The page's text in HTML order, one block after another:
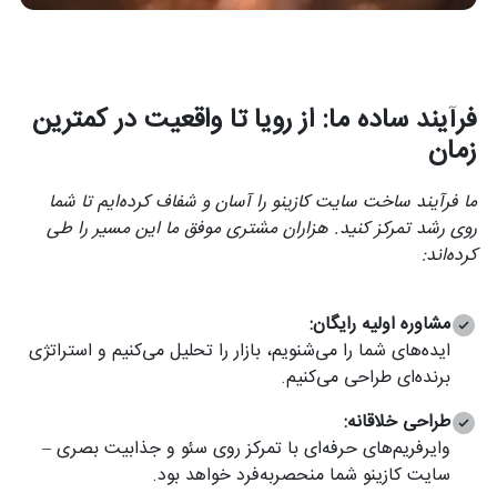
فرآیند ساده ما: از رویا تا واقعیت در کمترین
زمان
ما فرآیند ساخت سایت کازینو را آسان و شفاف کرده‌ایم تا شما
روی رشد تمرکز کنید. هزاران مشتری موفق ما این مسیر را طی
کرده‌اند:
مشاوره اولیه رایگان:
ایده‌های شما را می‌شنویم، بازار را تحلیل می‌کنیم و استراتژی
برنده‌ای طراحی می‌کنیم.
طراحی خلاقانه:
وایرفریم‌های حرفه‌ای با تمرکز روی سئو و جذابیت بصری –
سایت کازینو شما منحصربه‌فرد خواهد بود.